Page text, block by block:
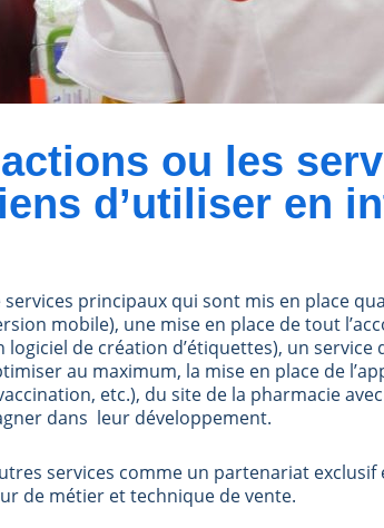
ou les
d’utiliser en
services principaux qui sont mis en place
mobile), une mise en place de tout
logiciel de création d’étiquettes), un
au maximum, la mise en place de
etc.), du site de la pharmacie
dans leur développement.
services comme un partenariat
de métier et technique de vente.